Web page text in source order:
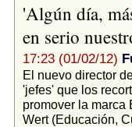
'Algún día,
en serio
17:23 (01/02/12)
El nuevo director
'jefes' que los
promover la marca
Wert (Educación,